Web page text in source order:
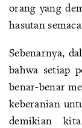
orang yang
hasutan
Sebenarnya,
bahwa setiap
benar-benar
keberanian
demikian